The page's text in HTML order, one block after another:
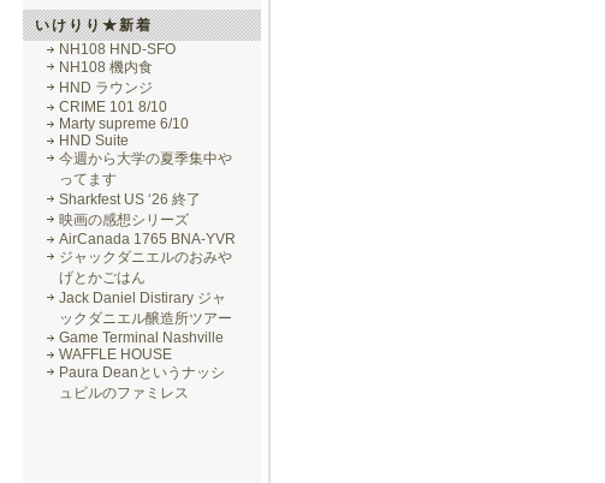
いけりり★新着
NH108 HND-SFO
NH108 機内食
HND ラウンジ
CRIME 101 8/10
Marty supreme 6/10
HND Suite
今週から大学の夏季集中や
ってます
Sharkfest US ‘26 終了
映画の感想シリーズ
AirCanada 1765 BNA-YVR
ジャックダニエルのおみや
げとかごはん
Jack Daniel Distirary ジャ
ックダニエル醸造所ツアー
Game Terminal Nashville
WAFFLE HOUSE
Paura Deanというナッシ
ュビルのファミレス